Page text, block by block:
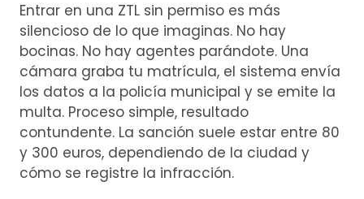
Entrar en una ZTL sin permiso es más
silencioso de lo que imaginas. No hay
bocinas. No hay agentes parándote. Una
cámara graba tu matrícula, el sistema envía
los datos a la policía municipal y se emite la
multa. Proceso simple, resultado
contundente. La sanción suele estar entre 80
y 300 euros, dependiendo de la ciudad y
cómo se registre la infracción.